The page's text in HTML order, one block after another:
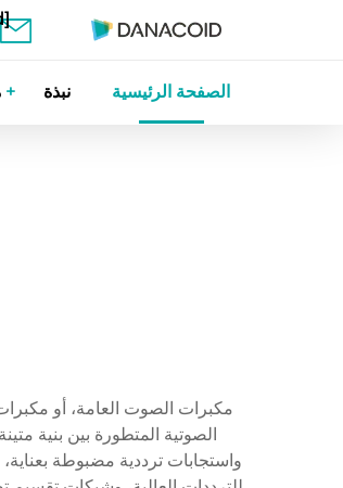
[email protected]
الصفحة الرئيسية نبذة
مكبرات الصوت العامة، أو
الصوتية المتطورة بين بنية
واستجابات ترددية مضبوطة